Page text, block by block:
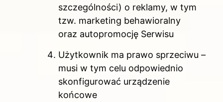
szczególności) o reklamy, w tym
tzw. marketing behawioralny
oraz autopromocję Serwisu
Użytkownik ma prawo sprzeciwu –
musi w tym celu odpowiednio
skonfigurować urządzenie
końcowe